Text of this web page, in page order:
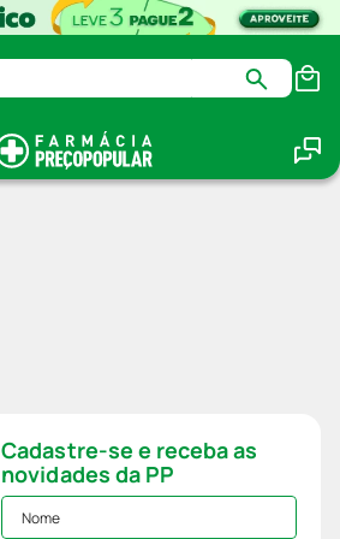
Cadastre-se e receba as
novidades da PP